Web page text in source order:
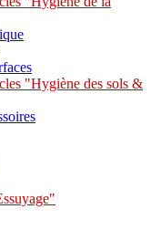
"Hygiène des sols &